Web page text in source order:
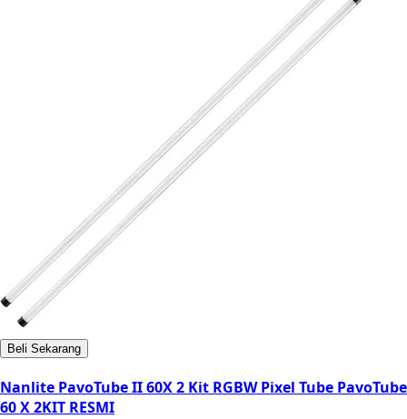
Beli Sekarang
Nanlite PavoTube II 60X 2 Kit RGBW Pixel Tube PavoTube
60 X 2KIT RESMI